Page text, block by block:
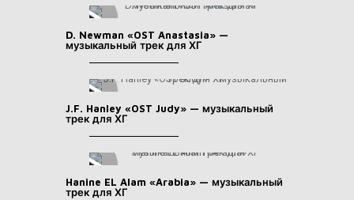
D. Newman «OST Anastasia» —
музыкальный трек для ХГ
J.F. Hanley «OST Judy» — музыкальный
трек для ХГ
Hanine EL Alam «Arabia» — музыкальный
трек для ХГ